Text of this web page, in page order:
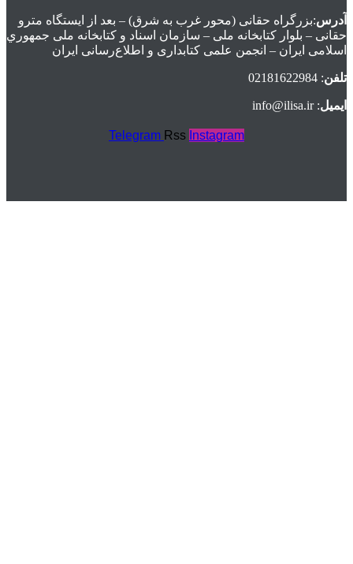
آدرس:بزرگراه حقانی (محور غرب به شرق) – بعد از ايستگاه مترو
حقانی – بلوار كتابخانه ملی – سازمان اسناد و كتابخانه ملی جمهوري
اسلامی ايران – انجمن علمی کتابداری و اطلاع‌رسانی ایران
تلفن: 02181622984
ایمیل: info@ilisa.ir
Telegram Rss Instagram